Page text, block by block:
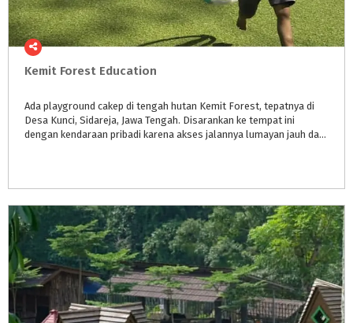
Kemit Forest Education
Ada playground cakep di tengah hutan Kemit Forest, tepatnya di
Desa Kunci, Sidareja, Jawa Tengah. Disarankan ke tempat ini
dengan kendaraan pribadi karena akses jalannya lumayan jauh dari kota.